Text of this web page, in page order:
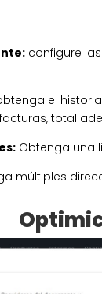
configure
el
total
Obtenga una
múltiples